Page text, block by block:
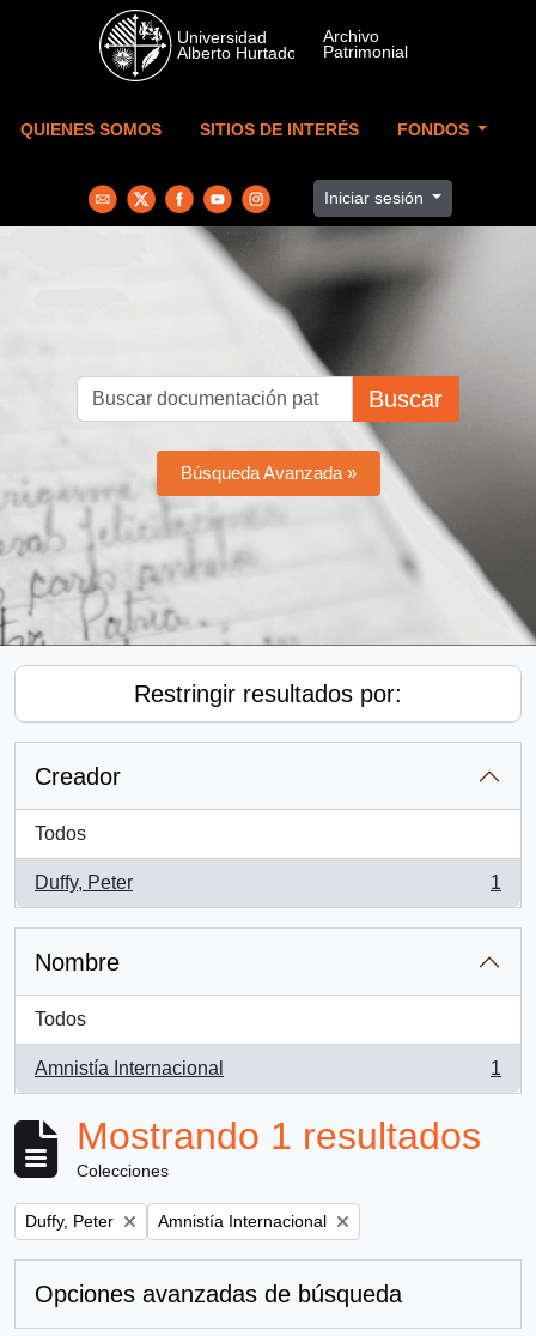
Skip to main content
QUIENES SOMOS SITIOS DE INTERÉS FONDOS
Iniciar sesión
Buscar
Búsqueda Avanzada »
Restringir resultados por:
Creador
Todos
Duffy, Peter
, 1 resultados
1
Nombre
Todos
Amnistía Internacional
, 1 resultados
1
Mostrando 1 resultados
Colecciones
Remove filter:
Duffy, Peter Remove filter:
Amnistía Internacional
Opciones avanzadas de búsqueda